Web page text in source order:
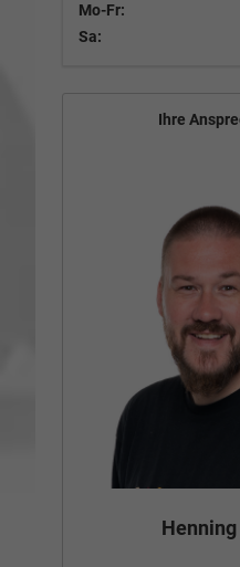
Mo-Fr:
Sa:
Ihre